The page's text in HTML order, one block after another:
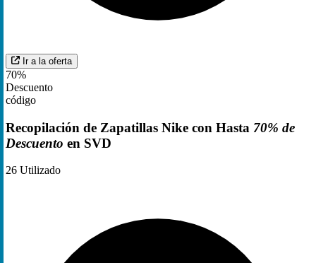
Ir a la oferta
70%
Descuento
código
Recopilación de Zapatillas Nike con Hasta 70% de
Descuento en SVD
26 Utilizado